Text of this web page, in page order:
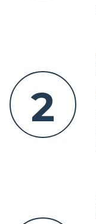
2